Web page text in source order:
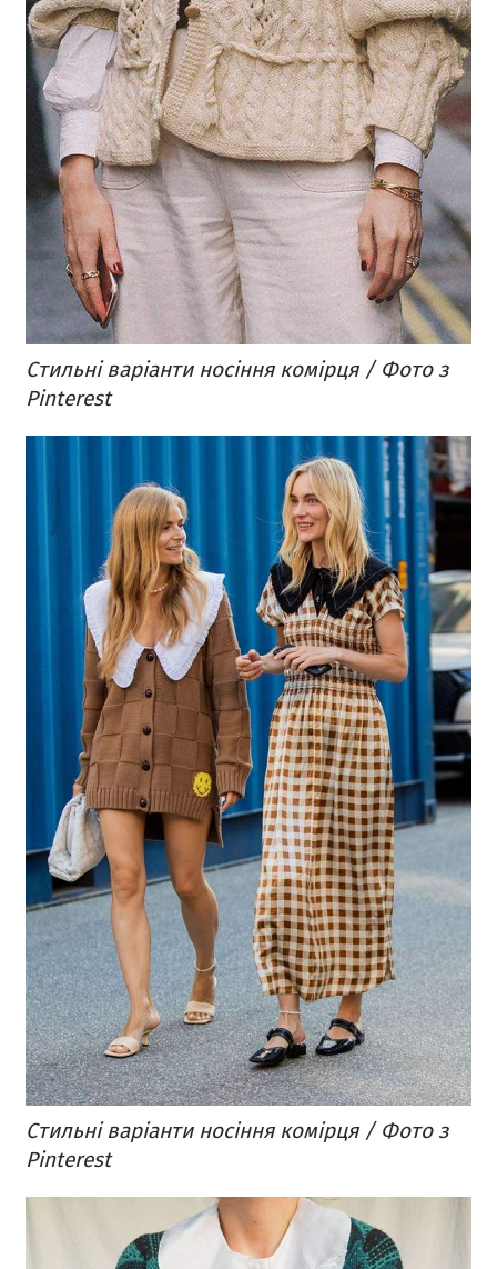
Стильні варіанти носіння комірця / Фото з
Pinterest
Стильні варіанти носіння комірця / Фото з
Pinterest